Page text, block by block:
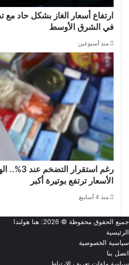
ارتفاع أسعار الغاز بشكل حاد مع
في الشرق الأوسط
منذ أسبوعين
رغم
الأسعار ترتفع بوتيرة أكبر
منذ 4 أسابيع
جميع الحقوق محفوظة © 2026:
هنا هولندا
الرئيسية
سياسية الخصوصية
اتصل بنا